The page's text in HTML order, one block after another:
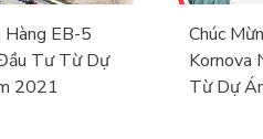
Hàng EB-5
Tư Từ Dự
2021
Chúc
Kornova
Từ Dự